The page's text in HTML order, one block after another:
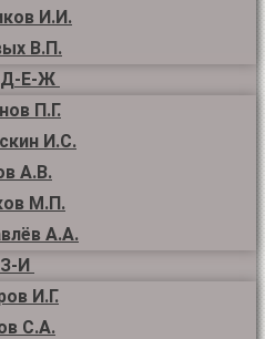
И.И.
В.П.
Д-Е-Ж
П.Г.
И.С.
А.В.
М.П.
А.А.
И
И.Г.
С.А.